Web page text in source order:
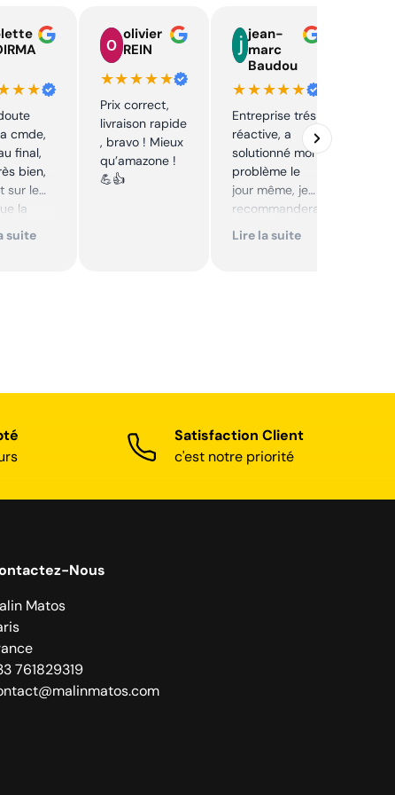
cmde,
final,
bien,
sur le
la
sur le
suite
olivier
REIN
★★★★★
Prix correct,
livraison rapide
, bravo ! Mieux
qu’amazone !
💪👍
jean-
marc
Baudou
★★★★★
Entreprise trés
réactive, a
solutionné mon
problème le
jour même, je
recommandera
i. Articles bien
Lire la suite
Satisfaction Client
c'est notre priorité
Nous
Matos
761829319